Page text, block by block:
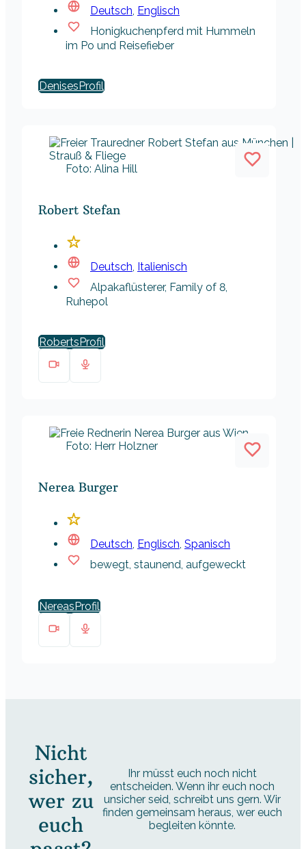
Deutsch, Englisch
Honigkuchenpferd mit Hummeln
im Po und Reisefieber
Denises
Foto: Alina Hill
Robert Stefan
Deutsch, Italienisch
Alpakaflüsterer, Family of 8,
Ruhepol
Roberts
Foto: Herr Holzner
Nerea Burger
Deutsch, Englisch, Spanisch
bewegt, staunend, aufgeweckt
Nereas
Nicht
sicher,
wer zu
euch
Ihr müsst euch noch nicht
entscheiden. Wenn ihr euch noch
unsicher seid, schreibt uns gern. Wir
finden gemeinsam heraus, wer euch
begleiten könnte.